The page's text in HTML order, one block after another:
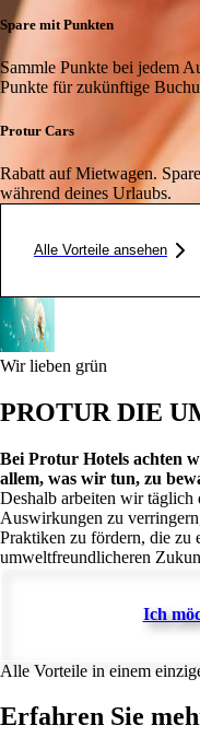
Spare mit Punkten
Sammle Punkte bei jedem
Punkte für zukünftige
Protur Cars
Rabatt auf Mietwagen.
während deines Urlaubs.
Alle Vorteile ansehen
Wir lieben grün
PROTUR DIE
Bei Protur Hotels achten
allem, was wir tun, zu
Deshalb arbeiten wir täglich
Auswirkungen zu
Praktiken zu fördern, die zu
umweltfreundlicheren
Ich
Alle Vorteile in einem
Erfahren Sie